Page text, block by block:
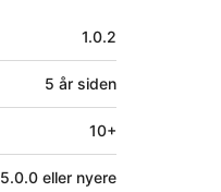
1.0.2
5 år siden
10+
5.0.0 eller nyere